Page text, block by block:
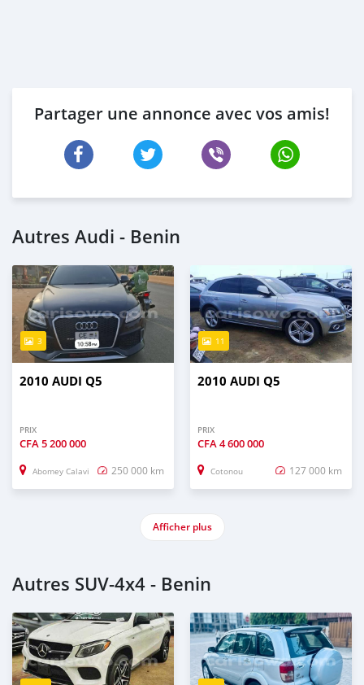
Partager une annonce avec vos amis!
Autres Audi - Benin
3
2010 AUDI Q5
PRIX
CFA5 200 000
Abomey Calavi 250 000 km
11
2010 AUDI Q5
PRIX
CFA4 600 000
Cotonou 127 000 km
Afficher plus
Autres SUV‒4x4 - Benin